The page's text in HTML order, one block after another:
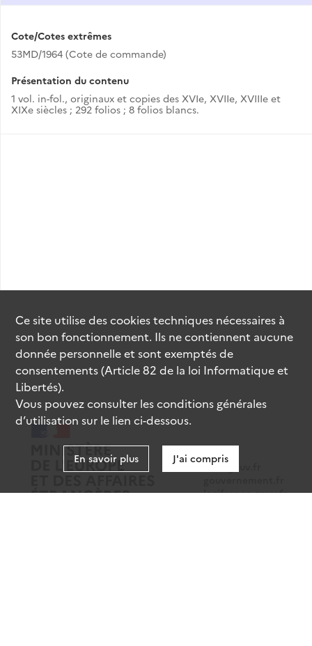
Cote/Cotes extrêmes
53MD/1964 (Cote de commande)
Présentation du contenu
1 vol. in-fol., originaux et copies des XVIe, XVIIe, XVIIIe et
XIXe siècles ; 292 folios ; 8 folios blancs.
data.gouv.fr
legifrance.gouv.fr
Ce site utilise descookiestechniques nécessaires à
son bon fonctionnement. Ils ne contiennent aucune
donnée personnelle et sont exemptés de
consentements (Article 82 de la loi Informatique et
Libertés).
Vous pouvez consulter les conditions générales
d’utilisation sur le lien ci-dessous.
En savoir plus J'ai compris